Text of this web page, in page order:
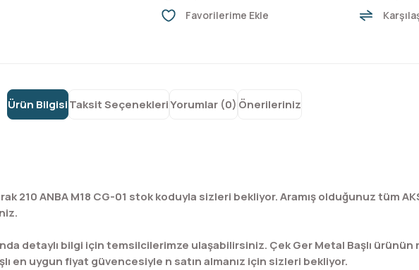
Ürün BilgisiTaksit SeçenekleriYorumlar (0) Önerileriniz
210 ANBA M18 CG-01 stok koduyla sizleri bekliyor. Aramış olduğunuz tüm
detaylı bilgi için temsilcilerimze ulaşabilirsiniz. Çek Ger Metal Başlı
en uygun fiyat güvencesiyle n satın almanız için sizleri bekliyor.